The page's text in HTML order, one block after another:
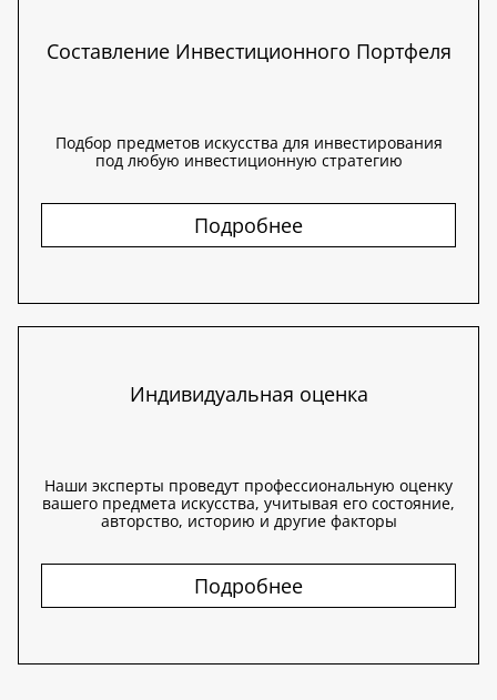
Составление Инвестиционного Портфеля
Подбор предметов искусства для инвестирования
под любую инвестиционную стратегию
Подробнее
Индивидуальная оценка
Наши эксперты проведут профессиональную оценку
вашего предмета искусства, учитывая его состояние,
авторство, историю и другие факторы
Подробнее